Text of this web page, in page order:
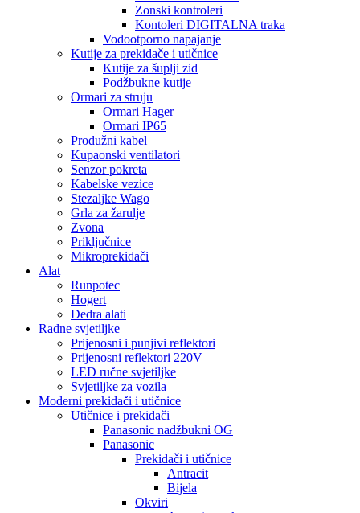
Zonski kontroleri
Kontoleri DIGITALNA traka
Vodootporno napajanje
Kutije za prekidače i utičnice
Kutije za šuplji zid
Podžbukne kutije
Ormari za struju
Ormari Hager
Ormari IP65
Produžni kabel
Kupaonski ventilatori
Senzor pokreta
Kabelske vezice
Stezaljke Wago
Grla za žarulje
Zvona
Priključnice
Mikroprekidači
Alat
Runpotec
Hogert
Dedra alati
Radne svjetiljke
Prijenosni i punjivi reflektori
Prijenosni reflektori 220V
LED ručne svjetiljke
Svjetiljke za vozila
Moderni prekidači i utičnice
Utičnice i prekidači
Panasonic nadžbukni OG
Panasonic
Prekidači i utičnice
Antracit
Bijela
Okviri